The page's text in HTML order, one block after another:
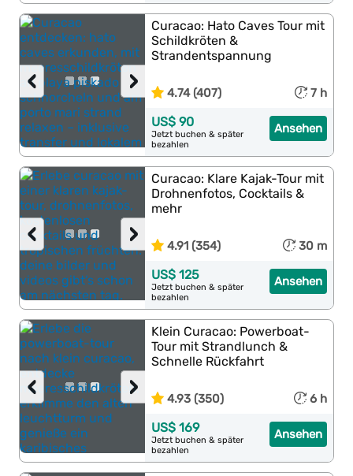
›
‹
Curacao: Hato Caves Tour mit
Schildkröten &
Strandentspannung
4.74 (407) 7 h
Ansehen
US$ 90
Jetzt buchen & später
bezahlen
›
‹
Curacao: Klare Kajak-Tour mit
Drohnenfotos, Cocktails &
mehr
4.91 (354) 30 m
Ansehen
US$ 125
Jetzt buchen & später
bezahlen
›
‹
Klein Curacao: Powerboat-
Tour mit Strandlunch &
Schnelle Rückfahrt
4.93 (350) 6 h
Ansehen
US$ 169
Jetzt buchen & später
bezahlen